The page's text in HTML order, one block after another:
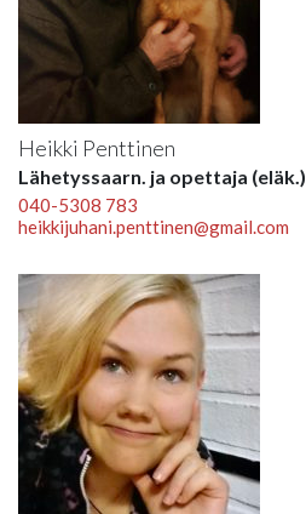
Heikki Penttinen
Lähetyssaarn. ja opettaja (eläk.)
040-5308 783
heikkijuhani.penttinen@gmail.com